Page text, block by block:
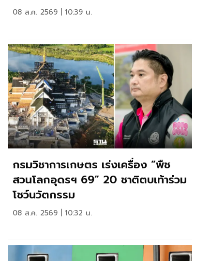
08 ส.ค. 2569 | 10:39 น.
กรมวิชาการเกษตร เร่งเครื่อง “พืช
สวนโลกอุดรฯ 69” 20 ชาติตบเท้าร่วม
โชว์นวัตกรรม
08 ส.ค. 2569 | 10:32 น.